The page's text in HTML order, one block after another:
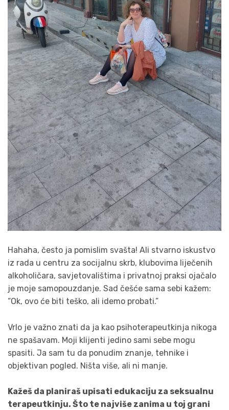
Hahaha, često ja pomislim svašta! Ali stvarno iskustvo
iz rada u centru za socijalnu skrb, klubovima liječenih
alkoholičara, savjetovalištima i privatnoj praksi ojačalo
je moje samopouzdanje. Sad češće sama sebi kažem:
“Ok, ovo će biti teško, ali idemo probati.”
Vrlo je važno znati da ja kao psihoterapeutkinja nikoga
ne spašavam. Moji klijenti jedino sami sebe mogu
spasiti. Ja sam tu da ponudim znanje, tehnike i
objektivan pogled. Ništa više, ali ni manje.
Kažeš da planiraš upisati edukaciju za seksualnu
terapeutkinju. Što te najviše zanima u toj grani